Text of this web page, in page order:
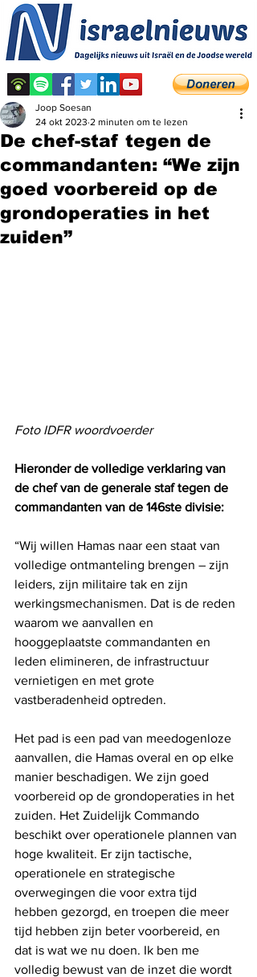
De chef-staf tegen de
commandanten: “We zijn
goed voorbereid op de
grondoperaties in het
zuiden”
Joop Soesan
24 okt 2023 2 minuten om te lezen
Foto IDFR woordvoerder
Hieronder de volledige verklaring van
de chef van de generale staf tegen de
commandanten van de 146ste divisie:
“Wij willen Hamas naar een staat van
volledige ontmanteling brengen – zijn
leiders, zijn militaire tak en zijn
werkingsmechanismen. Dat is de reden
waarom we aanvallen en
hooggeplaatste commandanten en
leden elimineren, de infrastructuur
vernietigen en met grote
vastberadenheid optreden.
Het pad is een pad van meedogenloze
aanvallen, die Hamas overal en op elke
manier beschadigen. We zijn goed
voorbereid op de grondoperaties in het
zuiden. Het Zuidelijk Commando
beschikt over operationele plannen van
hoge kwaliteit. Er zijn tactische,
operationele en strategische
overwegingen die voor extra tijd
hebben gezorgd, en troepen die meer
tijd hebben zijn beter voorbereid, en
dat is wat we nu doen. Ik ben me
volledig bewust van de inzet die wordt